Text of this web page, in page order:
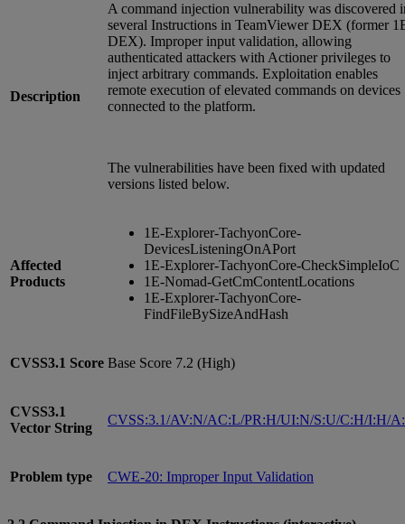
Description
A command injection vulnerability was discovered
several Instructions in TeamViewer DEX (former
DEX). Improper input validation, allowing
authenticated attackers with Actioner privileges to
inject arbitrary commands. Exploitation enables
remote execution of elevated commands on devices
connected to the platform.
The vulnerabilities have been fixed with updated
versions listed below.
Affected
Products
1E-Explorer-TachyonCore-
DevicesListeningOnAPort
1E-Explorer-TachyonCore-CheckSimpleIoC
1E-Nomad-GetCmContentLocations
1E-Explorer-TachyonCore-
FindFileBySizeAndHash
CVSS3.1 Score Base Score 7.2 (High)
CVSS3.1
Vector String
CVSS:3.1/AV:N/AC:L/PR:H/UI:N/S:U/C:H/I:H/
Problem type CWE-20: Improper Input Validation